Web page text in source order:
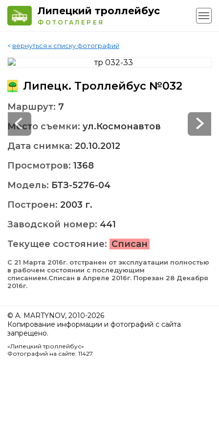
Липецкий троллейбус
ФОТОГАЛЕРЕЯ
< вернуться к списку фотографий
Липецк. Троллейбус №032
Маршрут: 7
Место съемки: ул.Космонавтов
Дата снимка: 20.10.2012
Просмотров: 1368
Модель: БТЗ-5276-04
Построен: 2003 г.
Заводской номер: 441
Текущее состояние: Списан
С 21 Марта 2016г. отстранен от эксплуатации полностью
в рабочем состоянии с последующим
списанием.Списан в Апреле 2016г. Порезан 28 Декабря
2016г.
© A. MARTYNOV, 2010-2026
Копирование информации и фотографий с сайта
запрещено.
«Липецкий троллейбус»
Фотографий на сайте: 11427